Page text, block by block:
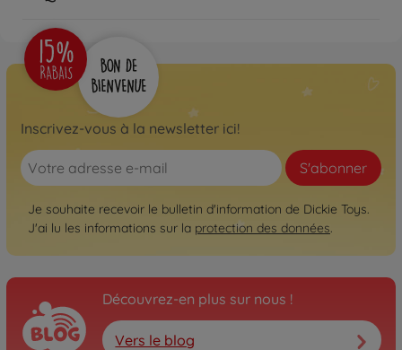
Inscrivez-vous à la newsletter ici!
S'abonner
Je souhaite recevoir le bulletin d'information de Dickie Toys.
J'ai lu les informations sur la protection des données.
Découvrez-en plus sur nous !
Vers le blog